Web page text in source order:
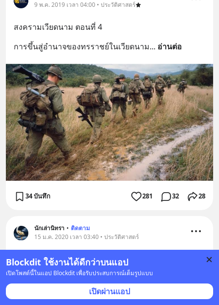
Blockdit ใช้งานได้ดีกว่าบนแอป
เปิดโพสต์นี้ในแอป Blockdit เพื่อรับประสบการณ์เต็มรูปแบบ
เปิดผ่านแอป
9 พ.ค. 2019 เวลา 04:00 • ประวัติศาสตร์
สงครามเวียดนาม ตอนที่ 4
การขึ้นสู่อำนาจของทรราชย์ในเวียดนาม... อ่านต่อ
34 บันทึก 281 32 28
นักเล่านิทรา • ติดตาม
15 ม.ค. 2020 เวลา 03:40 • ประวัติศาสตร์
การสังหารด้วยภาพถ่าย
ภาพใบนี้ถูกถ่ายขึ้นในวันที่ 1 กุมภาพันธ์ 1968 โดยนาย
เอ็ดดี้ อดัมส์ ช่างภาพของ สำนักข่าว Ap ในนามที่รู้จักไป
ทั่วว่า “การสังหารแห่งไซ่ง่อน”... ดูเพิ่มเติม